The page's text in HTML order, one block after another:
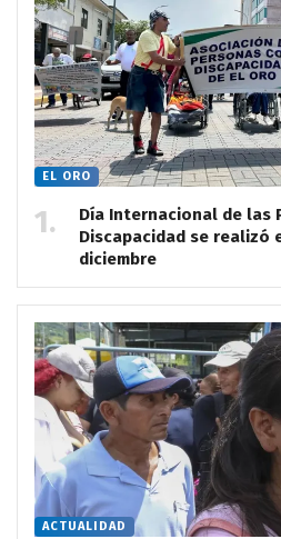
EL ORO
Día Internacional de las
Discapacidad se realizó
diciembre
ACTUALIDAD